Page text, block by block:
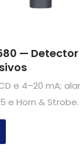
—
e 4–20 mA;
e Horn & Strobe.